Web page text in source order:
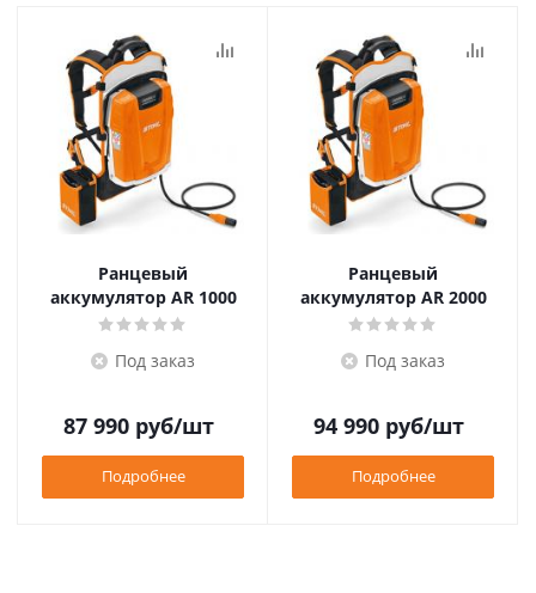
Ранцевый
аккумулятор AR 1000
Под заказ
87 990 руб/шт
Подробнее
Ранцевый
аккумулятор AR 2000
Под заказ
94 990 руб/шт
Подробнее